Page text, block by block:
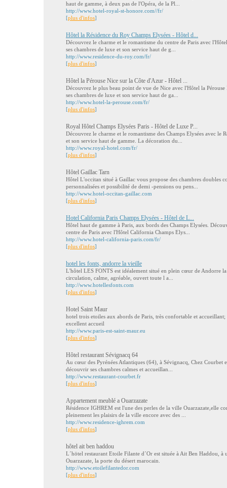
haut de gamme, à deux pas de l'Opéra, de la Pl...
http://www.hotel-royal-st-honore.com//fr/
[plus d'infos]
Hôtel la Résidence du Roy Champs Elysées - Hôtel d...
Découvrez le charme et le romantisme du centre de Paris avec
ses chambres de luxe et son service haut de g...
http://www.residence-du-roy.com/fr/
[plus d'infos]
Hôtel la Pérouse Nice sur la Côte d'Azur - Hôtel ...
Découvrez le plus beau point de vue de Nice avec l'Hôtel la
ses chambres de luxe et son service haut de ga...
http://www.hotel-la-perouse.com/fr/
[plus d'infos]
Royal Hôtel Champs Elysées Paris - Hôtel de Luxe P...
Découvrez le charme et le romantisme des Champs Elysées avec le
et son service haut de gamme. La décoration du...
http://www.royal-hotel.com/fr/
[plus d'infos]
Hôtel Gaillac Tarn
Hôtel L'occitan situé à Gaillac vous propose des chambres doubles
personnalisées et possibilité de demi -pensions ou pens...
http://www.hotel-occitan-gaillac.com
[plus d'infos]
Hotel California Paris Champs Elysées - Hôtel de L...
Hôtel haut de gamme à Paris, aux bords des Champs Elysées.
centre de Paris avec l'Hôtel California Champs Elys...
http://www.hotel-california-paris.com/fr/
[plus d'infos]
hotel les fonts, andorre la vieille
L'hôtel LES FONTS est idéalement situé en plein cœur de Andorre
circulation, calme, agréable, ouvert toute l a...
http://www.hotellesfonts.com
[plus d'infos]
Hotel Saint Maur
hotel trois etoiles aux abords de Paris, très confortable et
excellent accueil
http://www.paris-est-saint-maur.eu
[plus d'infos]
Hôtel restaurant Sévignacq 64
Au cœur des Pyrénées Atlantiques (64), à Sévignacq, Chez Courbet
découvrir ses chambres calmes et accueillan...
http://www.restaurant-courbet.fr
[plus d'infos]
Appartement meublé a Ouarzazate
Résidence IGHREM est l'une des perles de la ville Ouarzazate,elle
pleinement les plaisirs de la ville encore avec des ...
http://www.residence-ighrem.com
[plus d'infos]
hôtel ait ben haddou
L´hötel restaurant Etoile Filante d´Or est située à Ait Ben Haddou, à
Ouarzazate, la porte du désert marocain.
http://www.etoilefilantedor.com
[plus d'infos]